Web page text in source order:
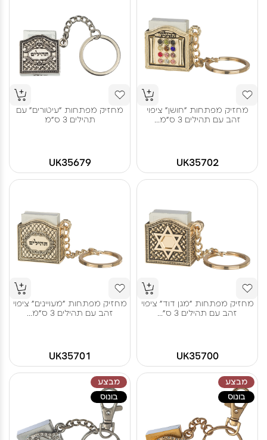
מחזיק מפתחות "חושן" ציפוי
זהב עם תהילים 3 ס"מ...
UK35702
מחזיק מפתחות "עיטורים" עם
תהילים 3 ס"מ
UK35679
מחזיק מפתחות "מגן דוד" ציפוי
זהב עם תהילים 3 ס"...
UK35700
מחזיק מפתחות "מעויינים" ציפוי
זהב עם תהילים 3 ס"מ...
UK35701
מבצע
בונוס
מבצע
בונוס